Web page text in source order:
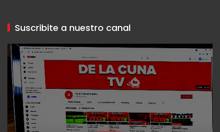
Suscribite a nuestro canal